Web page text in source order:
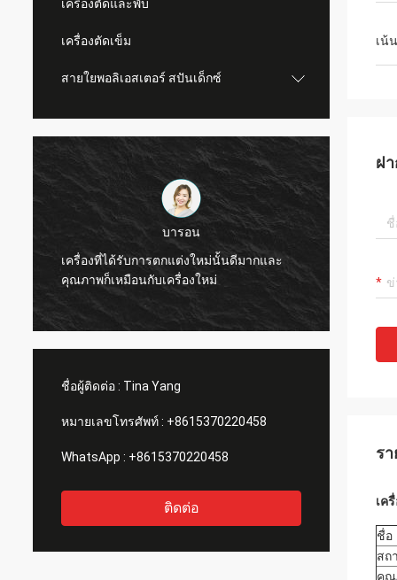
เครื่องตัดและพับ
เครื่องตัดเข็ม
สายใยพอลิเอสเตอร์ สปันเด็กซ์
ตกแต่งใหม่นั้นดีมากและ
เครื่องใหม่
คุณภาพของเครื่องแจ็คการ์ดนั้นดีมา
รับการแนะนำให้เพื่อน ๆ
ชื่อผู้ติดต่อ : Tina Yang
หมายเลขโทรศัพท์ : +8615370220458
WhatsApp : +8615370220458
ติดต่อ
เน้น
ฝ
ร
เค
ชื่อ
สถ
คุณ